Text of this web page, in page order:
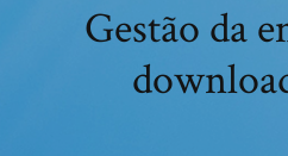
Gestão da